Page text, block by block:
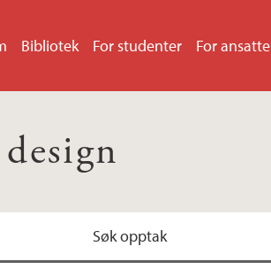
Bibliotek For studenter For ansatte
Søk opptak